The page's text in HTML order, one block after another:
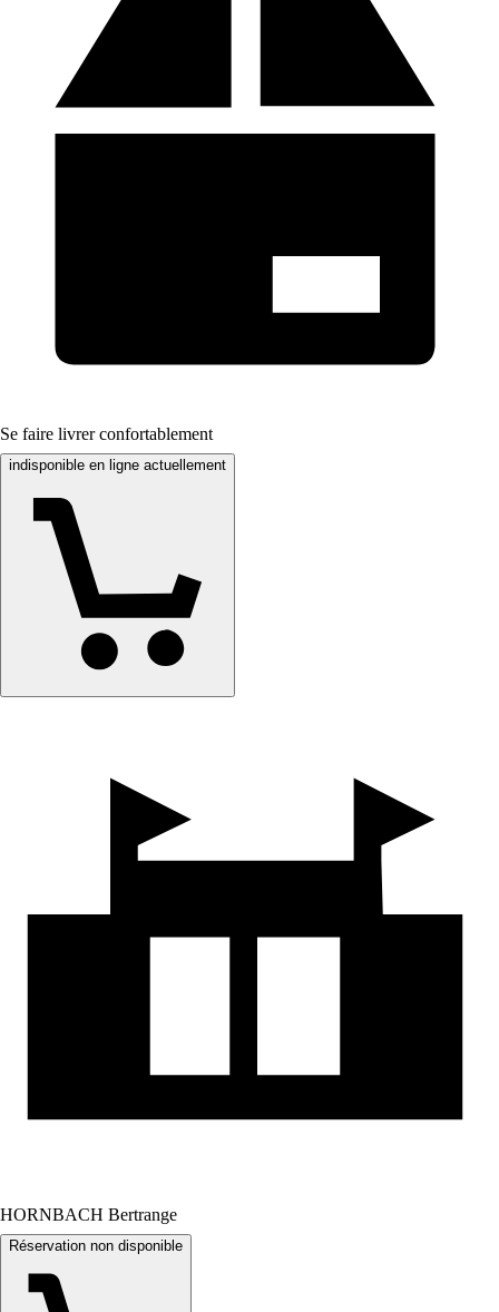
Se faire livrer confortablement
indisponible en ligne actuellement
HORNBACH Bertrange
Réservation non disponible